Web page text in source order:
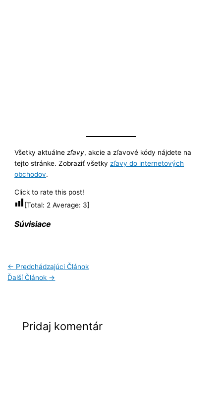
Všetky aktuálnezľavy, akcie a zľavové kódy nájdete na
tejto stránke. Zobraziť všetky zľavy do internetových
obchodov.
Click to rate this post!
[Total: 2 Average: 3]
Súvisiace
← Predchádzajúci Článok
Ďalší Článok →
Pridaj komentár